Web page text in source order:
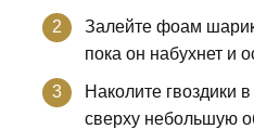
Залейте фоам
пока он набухнет и
Наколите гвоздики
сверху небольшую